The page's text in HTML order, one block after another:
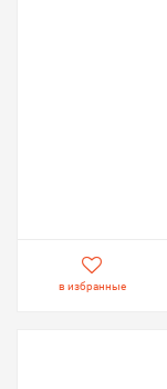
в избранные